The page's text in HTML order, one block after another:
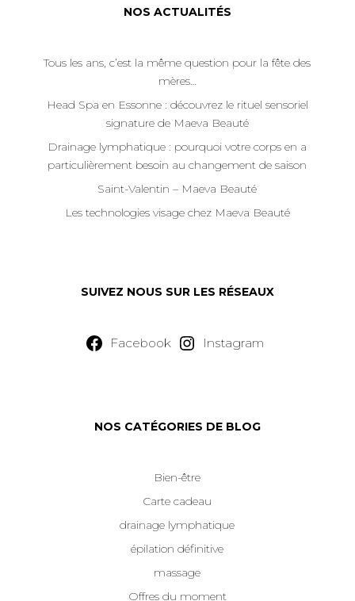
NOS ACTUALITÉS
Tous les ans, c’est la même question pour la fête des
mères…
Head Spa en Essonne : découvrez le rituel sensoriel
signature de Maeva Beauté
Drainage lymphatique : pourquoi votre corps en a
particulièrement besoin au changement de saison
Saint-Valentin – Maeva Beauté
Les technologies visage chez Maeva Beauté
SUIVEZ NOUS SUR LES RÉSEAUX
Facebook Instagram
NOS CATÉGORIES DE BLOG
Bien-être
Carte cadeau
drainage lymphatique
épilation définitive
massage
Offres du moment